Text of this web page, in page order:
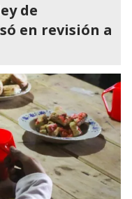
de
en revisión a